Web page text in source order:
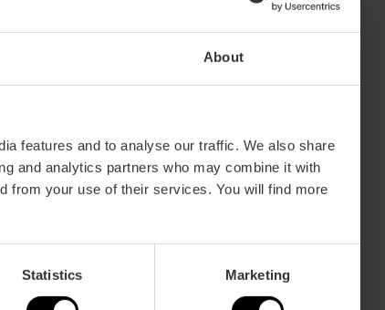
About
features and to analyse our traffic. We also share
and analytics partners who may combine it with
from your use of their services. You will find more
Statistics Marketing
Audit:30
School:20
Banquet:20
Audit:70
School:44
Banquet:60
Electra
Fedra